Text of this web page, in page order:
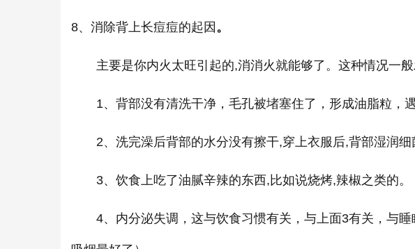
8、消除背上长痘痘的起因 。
主要是你内火太旺引起的,消消火就能够了。这种情况一般
1、背部没有清洗干净，毛孔被堵塞住了，形成油脂粒，遇
2、洗完澡后背部的水分没有擦干,穿上衣服后,背部湿润细
3、饮食上吃了油腻辛辣的东西,比如说烧烤,辣椒之类的。
4、内分泌失调，这与饮食习惯有关，与上面3有关，与睡